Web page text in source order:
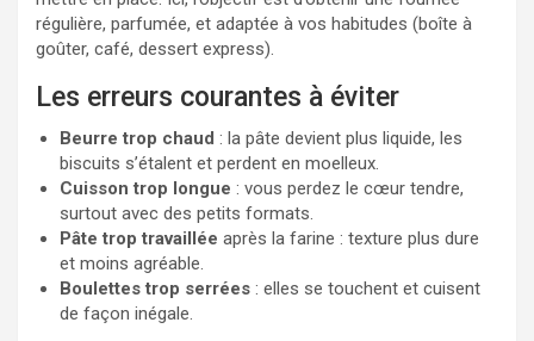
régulière, parfumée, et adaptée à vos habitudes (boîte à
goûter, café, dessert express).
Les erreurs courantes à éviter
Beurre trop chaud : la pâte devient plus liquide, les
biscuits s’étalent et perdent en moelleux.
Cuisson trop longue : vous perdez le cœur tendre,
surtout avec des petits formats.
Pâte trop travaillée après la farine : texture plus dure
et moins agréable.
Boulettes trop serrées : elles se touchent et cuisent
de façon inégale.